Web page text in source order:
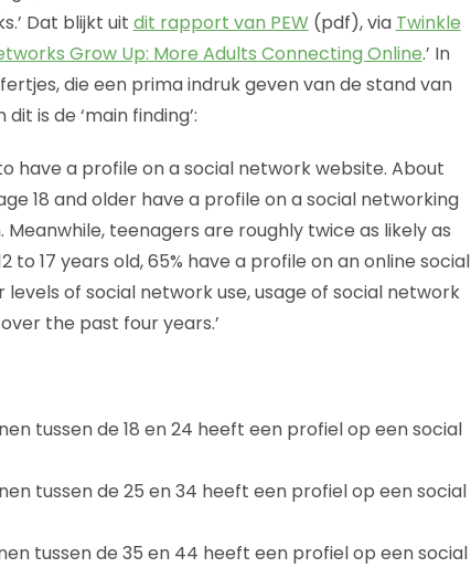
Dat blijkt uit dit rapport van PEW (pdf), via Twinkle
Grow Up: More Adults Connecting Online.’ In
die een prima indruk geven van de stand van
is de ‘main finding’:
have a profile on a social network website. About
18 and older have a profile on a social networking
Meanwhile, teenagers are roughly twice as likely as
to 17 years old, 65% have a profile on an online social
of social network use, usage of social network
the past four years.’
tussen de 18 en 24 heeft een profiel op een social
tussen de 25 en 34 heeft een profiel op een social
tussen de 35 en 44 heeft een profiel op een social